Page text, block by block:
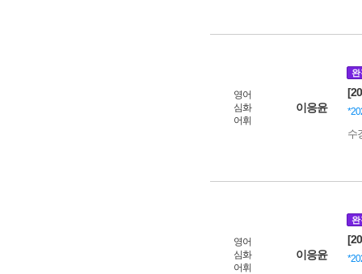
영어
심화
어휘
이응윤
완
수
영어
심화
어휘
이응윤
완